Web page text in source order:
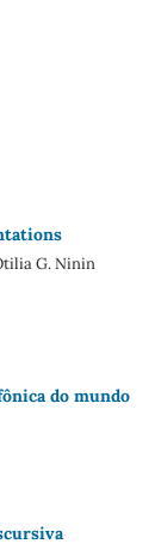
G. Ninin
do mundo